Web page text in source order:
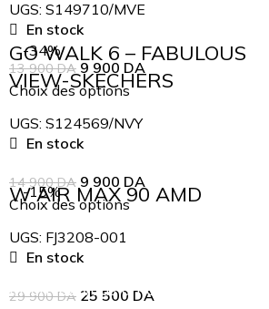
UGS: S149710/MVE
En stock
13 900DA 9 900 DA
Choix des options
-34%
GO WALK 6 – FABULOUS
VIEW-SKECHERS
UGS: S124569/NVY
En stock
14 900DA 9 900 DA
Choix des options
-15%
W AIR MAX 90 AMD
UGS: FJ3208-001
En stock
29 900DA 25 500 DA
Inscrivez-vous à notre newsletter